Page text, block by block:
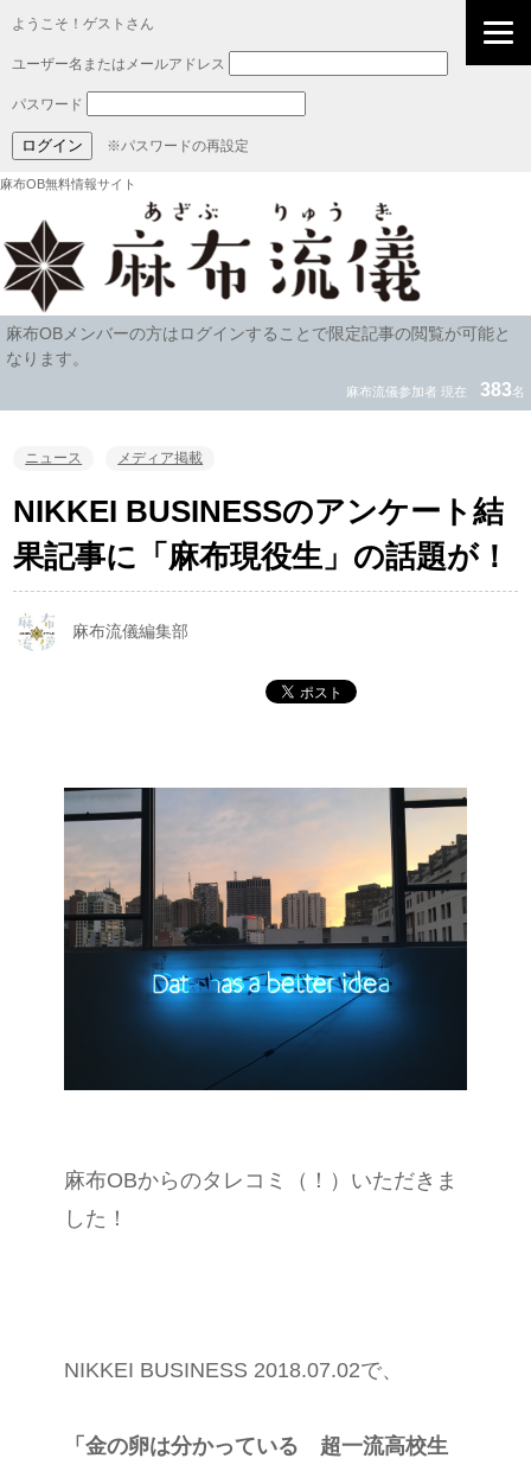
ようこそ！ゲストさん
ユーザー名またはメールアドレス
パスワード
※パスワードの再設定
麻布OB無料情報サイト
麻布OBメンバーの方はログインすることで限定記事の閲覧が可能と
なります。
麻布流儀参加者 現在 383名
ニュース メディア掲載
NIKKEI BUSINESSのアンケート結
果記事に「麻布現役生」の話題が！
麻布流儀編集部
麻布OBからのタレコミ（！）いただきま
した！
NIKKEI BUSINESS 2018.07.02で、
「金の卵は分かっている 超一流高校生